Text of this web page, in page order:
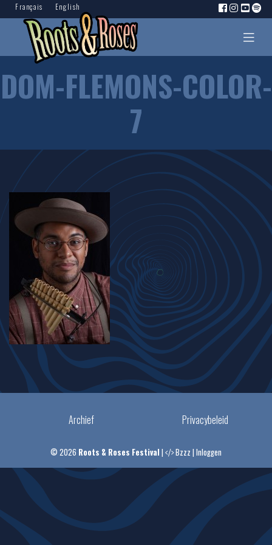
Français English
DOM-FLEMONS-COLOR-
7
Archief Privacybeleid
© 2026 Roots & Roses Festival | Bzzz | Inloggen